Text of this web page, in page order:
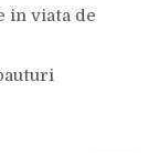
in viata de